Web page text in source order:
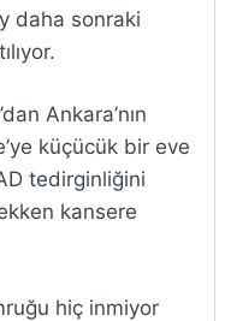
daha sonraki
Ankara’nın
küçücük bir eve
tedirginliğini
kansere
hiç inmiyor